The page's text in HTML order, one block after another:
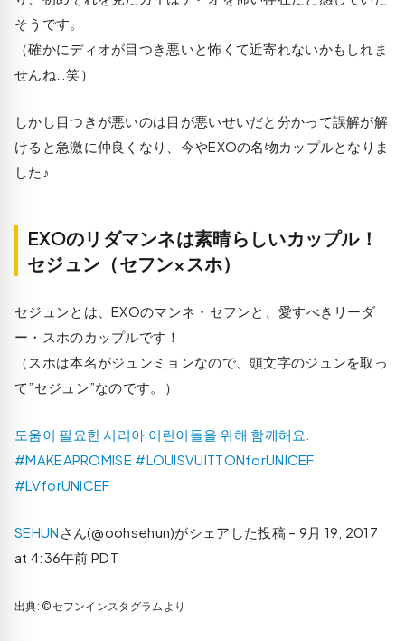
そうです。
（確かにディオが目つき悪いと怖くて近寄れないかもしれま
せんね…笑）
しかし目つきが悪いのは目が悪いせいだと分かって誤解が解
けると急激に仲良くなり、今やEXOの名物カップルとなりま
した♪
EXOのリダマンネは素晴らしいカップル！
セジュン（セフン×スホ）
セジュンとは、EXOのマンネ・セフンと、愛すべきリーダ
ー・スホのカップルです！
（スホは本名がジュンミョンなので、頭文字のジュンを取っ
て”セジュン”なのです。）
도움이 필요한 시리아 어린이들을 위해 함께해요.
#MAKEAPROMISE #LOUISVUITTONforUNICEF
#LVforUNICEF
SEHUN さん(@oohsehun)がシェアした投稿 – 9月 19, 2017
at 4:36午前 PDT
出典: ©セフンインスタグラムより